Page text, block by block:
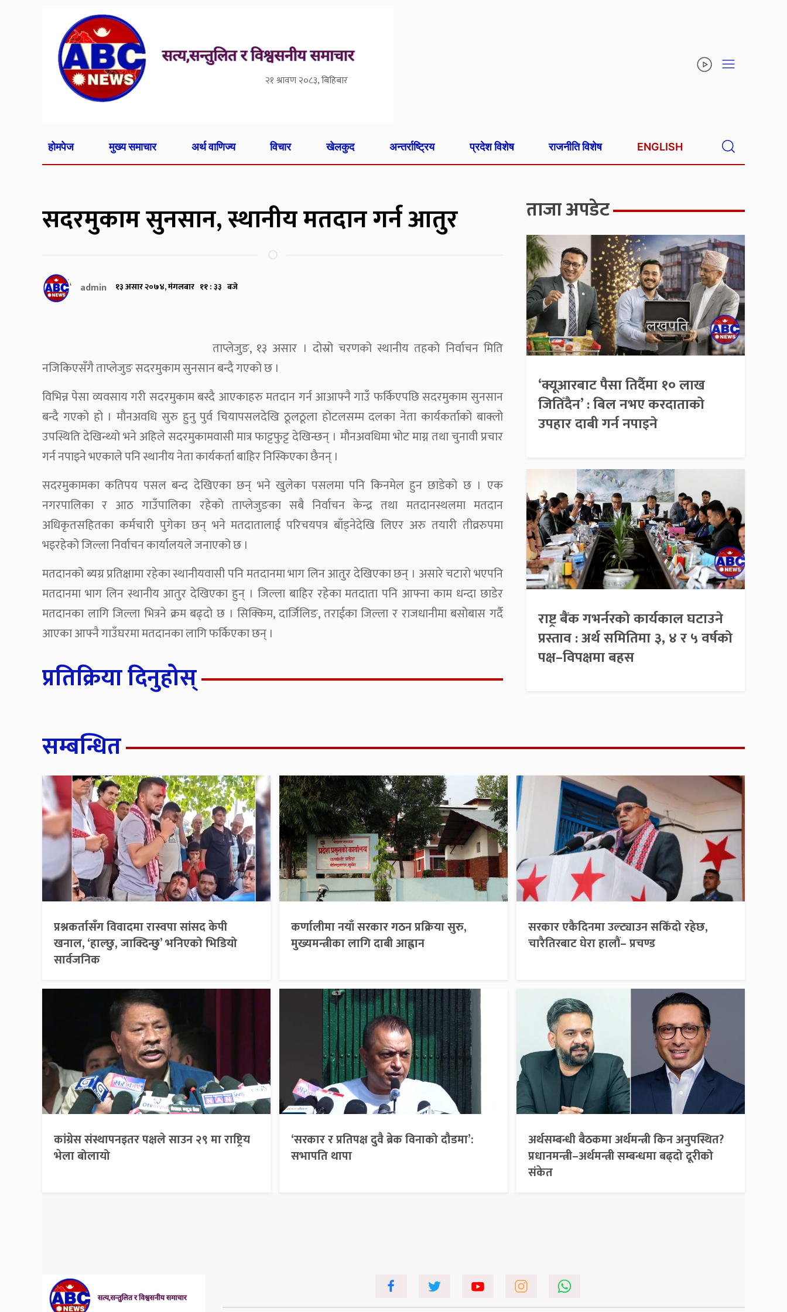
२१ श्रावण २०८३, बिहिबार
होमपेज मुख्य समाचार अर्थ वाणिज्य विचार खेलकुद अन्तर्राष्ट्रिय प्रदेश विशेष राजनीति विशेष ENGLISH
सदरमुकाम सुनसान, स्थानीय मतदान गर्न आतुर
admin १३ असार २०७४, मंगलबार ११ : ३३ बजे
ताप्लेजुङ, १३ असार । दोस्रो चरणको स्थानीय तहको निर्वाचन मिति
नजिकिएसँगै ताप्लेजुङ सदरमुकाम सुनसान बन्दै गएको छ ।
विभिन्न पेसा व्यवसाय गरी सदरमुकाम बस्दै आएकाहरु मतदान गर्न आआफ्नै गाउँ फर्किएपछि सदरमुकाम सुनसान
बन्दै गएको हो । मौनअवधि सुरु हुनु पुर्व चियापसलदेखि ठूलठूला होटलसम्म दलका नेता कार्यकर्ताको बाक्लो
उपस्थिति देखिन्थ्यो भने अहिले सदरमुकामवासी मात्र फाट्टफुट्ट देखिन्छन् । मौनअवधिमा भोट माग्न तथा चुनावी प्रचार
गर्न नपाइने भएकाले पनि स्थानीय नेता कार्यकर्ता बाहिर निस्किएका छैनन् ।
सदरमुकामका कतिपय पसल बन्द देखिएका छन् भने खुलेका पसलमा पनि किनमेल हुन छाडेको छ । एक
नगरपालिका र आठ गाउँपालिका रहेको ताप्लेजुङका सबै निर्वाचन केन्द्र तथा मतदानस्थलमा मतदान
अधिकृतसहितका कर्मचारी पुगेका छन् भने मतदातालाई परिचयपत्र बाँड्नेदेखि लिएर अरु तयारी तीव्ररुपमा
भइरहेको जिल्ला निर्वाचन कार्यालयले जनाएको छ ।
मतदानको ब्यग्र प्रतिक्षामा रहेका स्थानीयवासी पनि मतदानमा भाग लिन आतुर देखिएका छन् । असारे चटारो भएपनि
मतदानमा भाग लिन स्थानीय आतुर देखिएका हुन् । जिल्ला बाहिर रहेका मतदाता पनि आफ्ना काम धन्दा छाडेर
मतदानका लागि जिल्ला भित्रने क्रम बढ्दो छ । सिक्किम, दार्जिलिङ, तराईका जिल्ला र राजधानीमा बसोबास गर्दै
आएका आफ्नै गाउँघरमा मतदानका लागि फर्किएका छन् ।
प्रतिक्रिया दिनुहोस्
ताजा अपडेट
‘क्यूआरबाट पैसा तिर्दैमा १० लाख
जितिँदैन’ : बिल नभए करदाताको
उपहार दाबी गर्न नपाइने
राष्ट्र बैंक गभर्नरको कार्यकाल घटाउने
प्रस्ताव : अर्थ समितिमा ३, ४ र ५ वर्षको
पक्ष–विपक्षमा बहस
सम्बन्धित
प्रश्नकर्तासँग विवादमा रास्वपा सांसद केपी
खनाल, ‘हाल्छु, जाक्दिन्छु’ भनिएको भिडियो
सार्वजनिक
कर्णालीमा नयाँ सरकार गठन प्रक्रिया सुरु,
मुख्यमन्त्रीका लागि दाबी आह्वान
सरकार एकैदिनमा उल्ट्याउन सकिँदो रहेछ,
चारैतिरबाट घेरा हालौं– प्रचण्ड
कांग्रेस संस्थापनइतर पक्षले साउन २९ मा राष्ट्रिय
भेला बोलायो
‘सरकार र प्रतिपक्ष दुवै ब्रेक विनाको दौडमा’:
सभापति थापा
अर्थसम्बन्धी बैठकमा अर्थमन्त्री किन अनुपस्थित?
प्रधानमन्त्री–अर्थमन्त्री सम्बन्धमा बढ्दो दूरीको
संकेत